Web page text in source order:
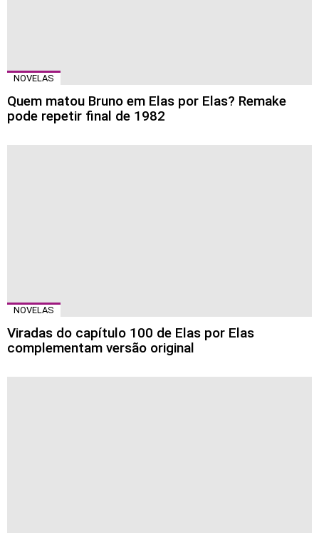
NOVELAS
Quem matou Bruno em Elas por Elas? Remake
pode repetir final de 1982
NOVELAS
Viradas do capítulo 100 de Elas por Elas
complementam versão original